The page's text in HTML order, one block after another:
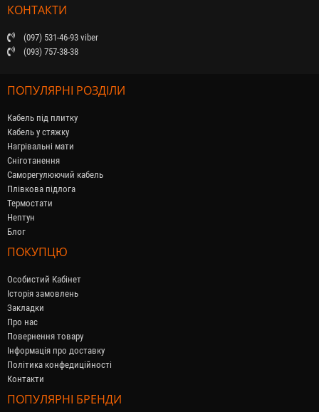
КОНТАКТИ
(097) 531-46-93 viber
(093) 757-38-38
ПОПУЛЯРНІ РОЗДІЛИ
Кабель під плитку
Кабель у стяжку
Нагрівальні мати
Сніготанення
Саморегулюючий кабель
Плівкова підлога
Термостати
Нептун
Блог
ПОКУПЦЮ
Особистий Кабінет
Історія замовлень
Закладки
Про нас
Повернення товару
Інформація про доставку
Політика конфедиційності
Контакти
ПОПУЛЯРНІ БРЕНДИ